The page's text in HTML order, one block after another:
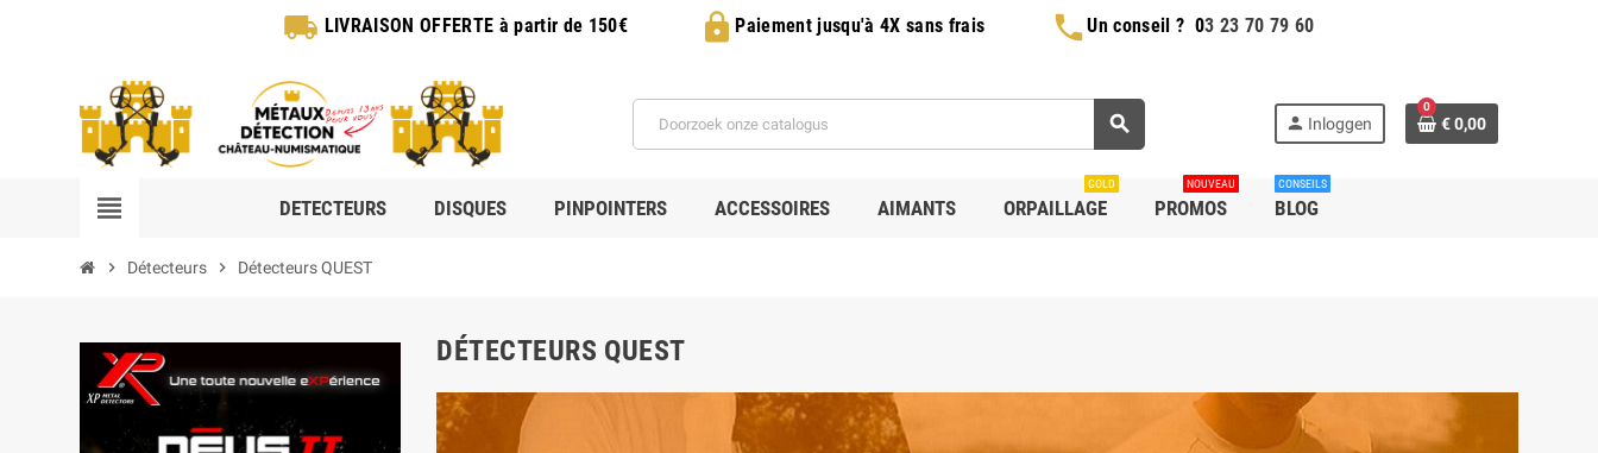
local_shipping LIVRAISON OFFERTE à partir de 150€ lockPaiement jusqu'à 4X sans frais phoneUn conseil ? 03 23 70 79 60
search person Inloggen
0
€ 0,00
view_headline DETECTEURS DISQUES PINPOINTERS ACCESSOIRES AIMANTS ORPAILLAGE
GOLD
PROMOS
NOUVEAU
BLOG
CONSEILS
chevron_right Détecteurs chevron_right Détecteurs QUEST
DÉTECTEURS QUEST